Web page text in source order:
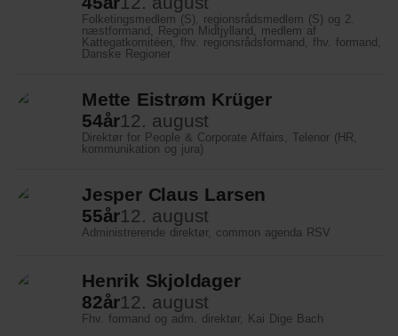
Folketingsmedlem (S), regionsrådsmedlem (S) og 2.
næstformand, Region Midtjylland, medlem af
Kattegatkomitéen, fhv. regionsrådsformand, fhv. formand,
Danske Regioner
Mette Eistrøm Krüger
54år12. august
Direktør for People & Corporate Affairs, Telenor (HR,
kommunikation og jura)
Jesper Claus Larsen
55år12. august
Administrerende direktør, common agenda RSV
Henrik Skjoldager
82år12. august
Fhv. formand og adm. direktør, Kai Dige Bach